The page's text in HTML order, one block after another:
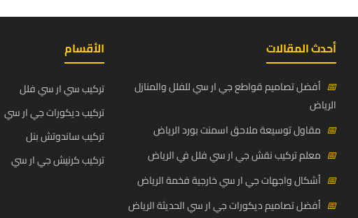
أحدث المقالات
📅 أفضل تصاميم قواطع جي ار سي للفلل والمنازل
الرياض
📅 مقاول توسيعة ملاحق اسمنت بورد الرياض
📅 معلم تركيب نقش جي ار سي فلل في الرياض
📅 أشكال واجهات جي ار سي خارجية فخمة الرياض
📅 أفضل تصاميم ديكورات جي ار سي الحديثة الرياض
الأقسام
تركيب سي ار سي فلل
تركيب ديكورات جي ار سي
تركيب ساندوتش بنل
تركيب كرنيش جي ار سي